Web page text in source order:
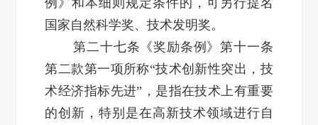
国家自然科学奖、技术发明奖。
第二十七条《奖励条例》第十一条
第二款第一项所称“技术创新性突出，技
术经济指标先进”，是指在技术上有重要
的创新，特别是在高新技术领域进行自